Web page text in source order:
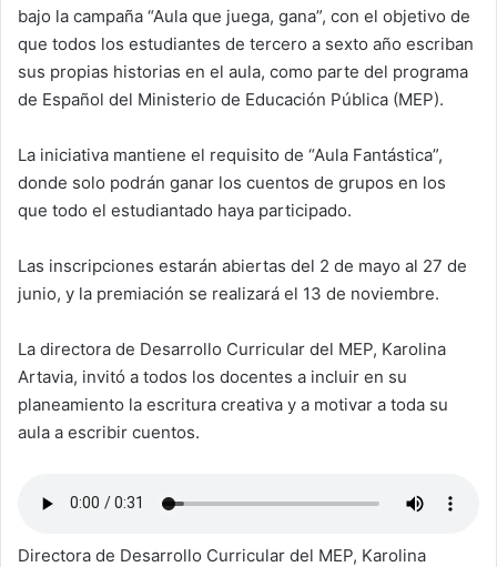
bajo la campaña “Aula que juega, gana”, con el objetivo de
que todos los estudiantes de tercero a sexto año escriban
sus propias historias en el aula, como parte del programa
de Español del Ministerio de Educación Pública (MEP).
La iniciativa mantiene el requisito de “Aula Fantástica”,
donde solo podrán ganar los cuentos de grupos en los
que todo el estudiantado haya participado.
Las inscripciones estarán abiertas del 2 de mayo al 27 de
junio, y la premiación se realizará el 13 de noviembre.
La directora de Desarrollo Curricular del MEP, Karolina
Artavia, invitó a todos los docentes a incluir en su
planeamiento la escritura creativa y a motivar a toda su
aula a escribir cuentos.
Directora de Desarrollo Curricular del MEP, Karolina